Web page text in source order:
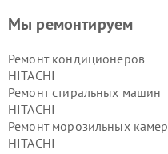
Мы ремонтируем
Ремонт кондиционеров
HITACHI
Ремонт стиральных машин
HITACHI
Ремонт морозильных камер
HITACHI